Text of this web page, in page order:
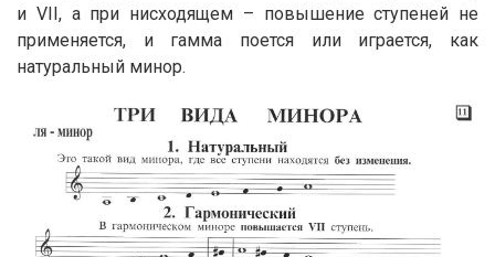
и VII, а при нисходящем – повышение ступеней не
применяется, и гамма поется или играется, как
натуральный минор.